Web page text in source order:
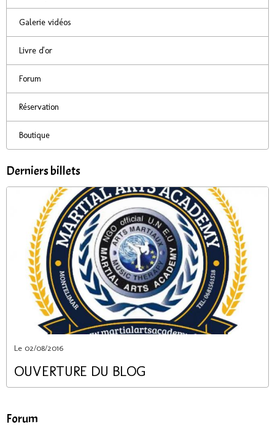
Galerie vidéos
Livre d'or
Forum
Réservation
Boutique
Derniers billets
Le 02/08/2016
OUVERTURE DU BLOG
Forum